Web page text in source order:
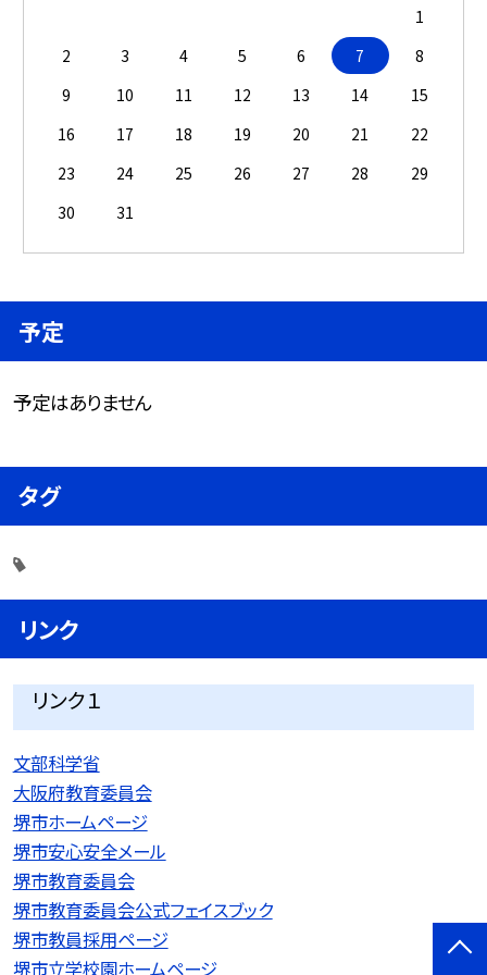
1
2
3 4 5 6 7
8
9
10 11 12 13 14
15
16
17 18 19 20 21
22
23
24 25 26 27 28
29
30
31
予定
予定はありません
タグ
リンク
リンク１
文部科学省
大阪府教育委員会
堺市ホームページ
堺市安心安全メール
堺市教育委員会
堺市教育委員会公式フェイスブック
堺市教員採用ページ
堺市立学校園ホームページ